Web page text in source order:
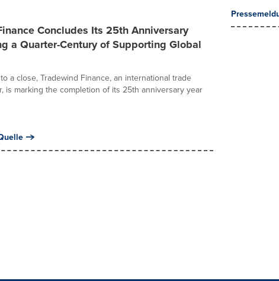
Concludes Its 25th Anniversary
a Quarter-Century of Supporting Global
a close, Tradewind Finance, an international trade
is marking the completion of its 25th anniversary year